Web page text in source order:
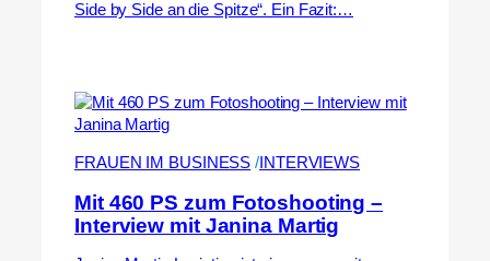
Side by Side an die Spitze“. Ein Fazit:…
FRAUEN IM BUSINESS / INTERVIEWS
Mit 460 PS zum Fotoshooting –
Interview mit Janina Martig